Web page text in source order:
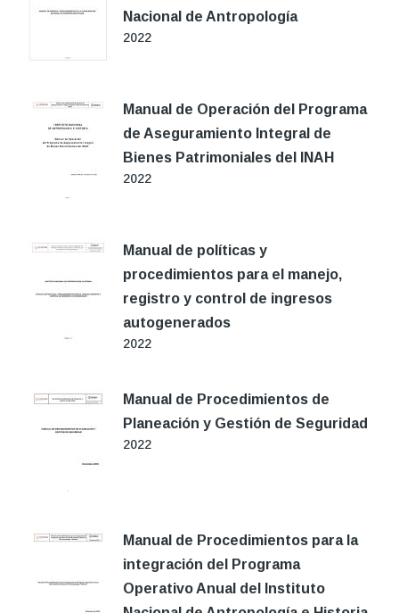
Nacional de Antropología
2022
Manual de Operación del Programa
de Aseguramiento Integral de
Bienes Patrimoniales del INAH
2022
Manual de políticas y
procedimientos para el manejo,
registro y control de ingresos
autogenerados
2022
Manual de Procedimientos de
Planeación y Gestión de Seguridad
2022
Manual de Procedimientos para la
integración del Programa
Operativo Anual del Instituto